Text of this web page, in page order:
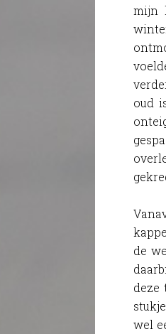
mijn
oud
de
deze
wel